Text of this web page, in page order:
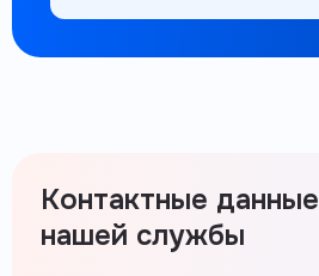
Контактные данные
нашей службы